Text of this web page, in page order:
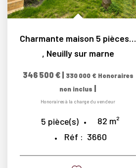
Charmante maison 5 pièces sur une parcelle de 217 m², au...
, Neuilly sur marne
346 500 € | 330 000 € Honoraires
non inclus |
Honoraires à la charge du vendeur
5 pièce(s) 82 m²
Réf : 3660